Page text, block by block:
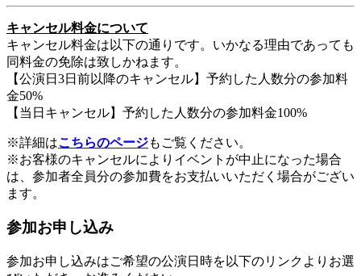
キャンセル料金について
キャンセル料金は以下の通りです。いかなる理由であっても
同料金の免除は致しかねます。
【公演日3日前以降のキャンセル】予約した人数分の参加料
金50%
【当日キャンセル】予約した人数分の参加料金100%
※詳細はこちらのページもご覧ください。
※お客様のキャンセルによりイベントが中止になった場合
は、参加者全員分の参加費をお支払いいただく場合がござい
ます。
参加お申し込み
参加お申し込みはご希望の公演日時を以下のリンクよりお選